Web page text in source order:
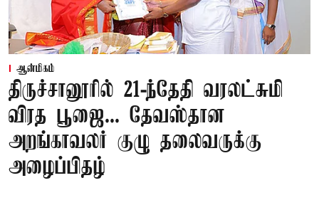
ஆன்மிகம்
திருச்சானூரில் 21-ந்தேதி வரலட்சுமி
விரத பூஜை... தேவஸ்தான
அறங்காவலர் குழு தலைவருக்கு
அழைப்பிதழ்